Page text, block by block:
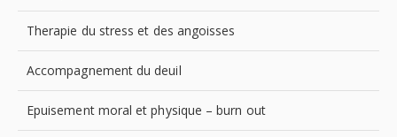
Therapie du stress et des angoisses
Accompagnement du deuil
Epuisement moral et physique – burn out